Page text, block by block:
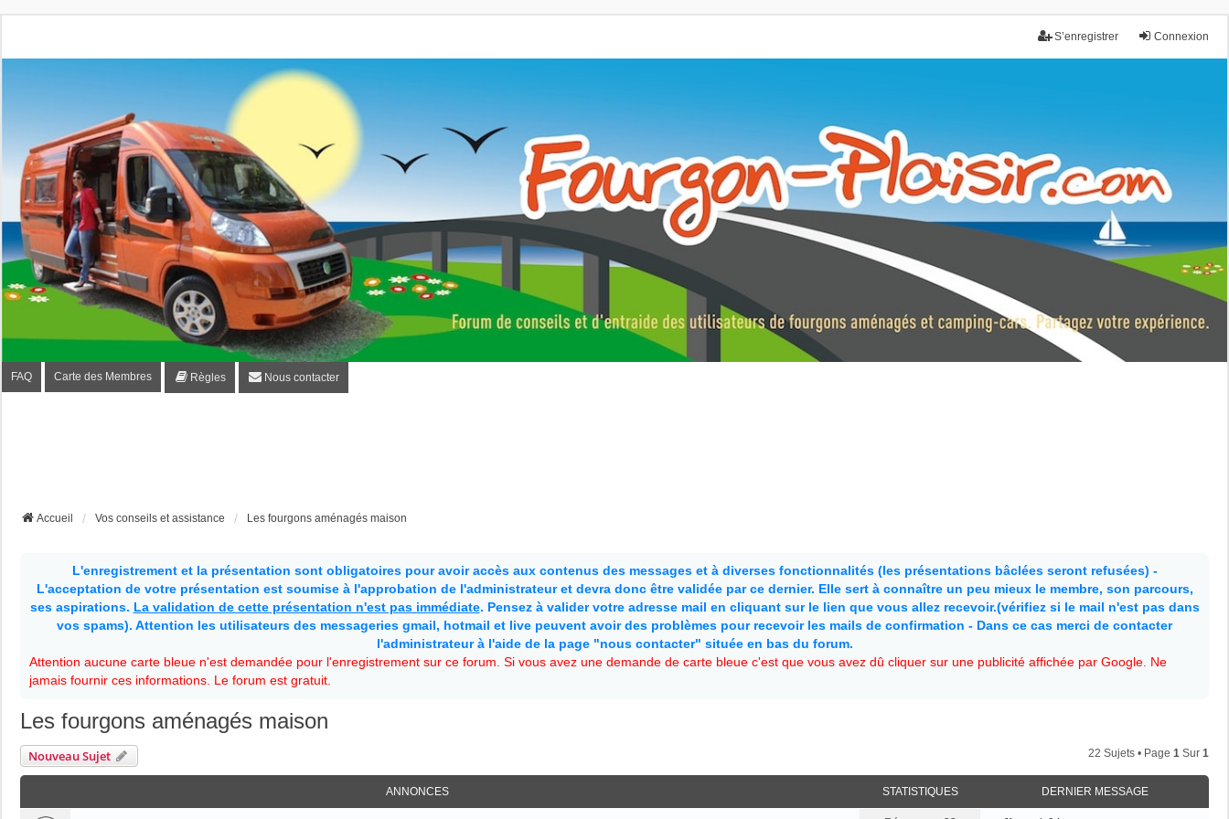
Connexion
S’enregistrer
Fourgon-plaisir.com
Forum de conseils et d'entraide des utilisateurs de fourgons, fourgons aménagés, vans et de camping-car. Partagez votre expérience.
FAQ Carte des Membres Règles Nous contacter
Accueil Vos conseils et assistance Les fourgons aménagés maison
L'enregistrement et la présentation sont obligatoires pour avoir accès aux contenus des messages et à diverses fonctionnalités (les présentations bâclées seront refusées) -
L'acceptation de votre présentation est soumise à l'approbation de l'administrateur et devra donc être validée par ce dernier. Elle sert à connaître un peu mieux le membre, son parcours,
ses aspirations. La validation de cette présentation n'est pas immédiate. Pensez à valider votre adresse mail en cliquant sur le lien que vous allez recevoir.(vérifiez si le mail n'est pas dans
vos spams). Attention les utilisateurs des messageries gmail, hotmail et live peuvent avoir des problèmes pour recevoir les mails de confirmation - Dans ce cas merci de contacter
l'administrateur à l'aide de la page "nous contacter" située en bas du forum.
Attention aucune carte bleue n'est demandée pour l'enregistrement sur ce forum. Si vous avez une demande de carte bleue c'est que vous avez dû cliquer sur une publicité affichée par Google. Ne
jamais fournir ces informations. Le forum est gratuit.
Les fourgons aménagés maison
Nouveau Sujet 22 Sujets • Page 1 Sur 1
ANNONCES STATISTIQUES DERNIER MESSAGE